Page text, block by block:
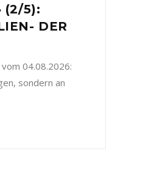
(2/5):
DER
04.08.2026:
sondern an